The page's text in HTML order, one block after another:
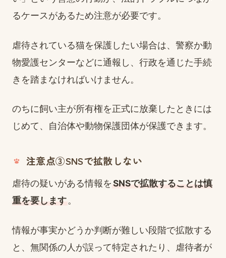
るケースがあるため注意が必要です。
虐待されている猫を保護したい場合は、警察か動
物愛護センターなどに通報し、行政を通じた手続
きを踏まなければいけません。
のちに飼い主が所有権を正式に放棄したときには
じめて、自治体や動物保護団体が保護できます。
注意点③SNSで拡散しない
虐待の疑いがある情報をSNSで拡散することは慎
重を要します。
情報が事実かどうか判断が難しい段階で拡散する
と、無関係の人が誤って特定されたり、虐待者が